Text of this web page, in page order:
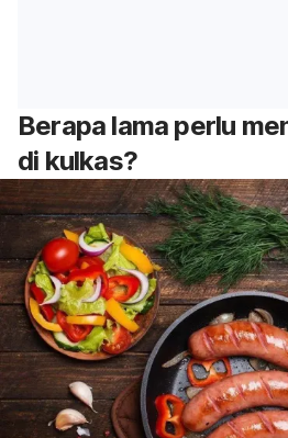
Berapa lama perlu
di kulkas?